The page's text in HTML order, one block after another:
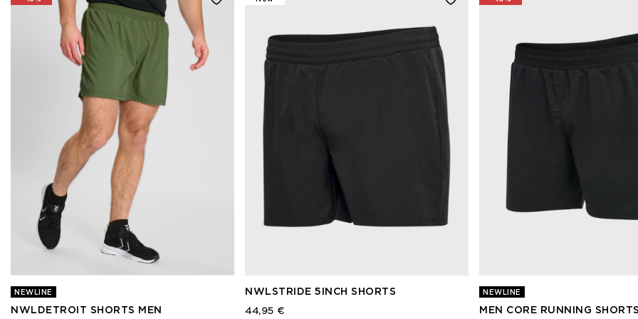
NEWLINE
NWLDETROIT SHORTS MEN
NWLSTRIDE 5INCH SHORTS
44,95 €
NEWLINE
MEN CORE RUNNING SHORTS